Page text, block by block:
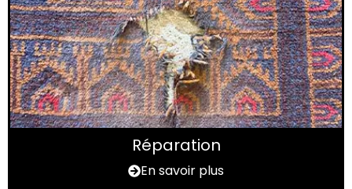
Réparation
En savoir plus